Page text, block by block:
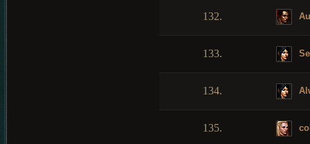
132.
133.
134.
135.